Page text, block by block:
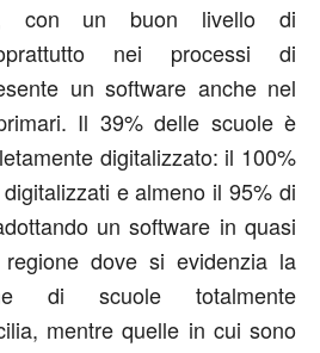
con un buon livello di
nei processi di
un software anche nel
Il 39% delle scuole è
digitalizzato: il 100%
e almeno il 95% di
un software in quasi
dove si evidenzia la
di scuole totalmente
mentre quelle in cui sono